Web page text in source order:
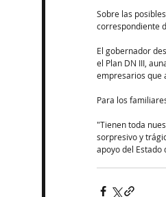
Sobre las
correspondiente
El gobernador
el Plan DN III,
empresarios que
Para los
"Tienen toda
sorpresivo y
apoyo del Estado